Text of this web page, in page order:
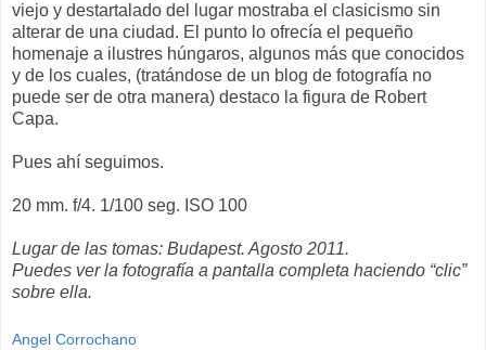
viejo y destartalado del lugar mostraba el clasicismo sin
alterar de una ciudad. El punto lo ofrecía el pequeño
homenaje a ilustres húngaros, algunos más que conocidos
y de los cuales, (tratándose de un blog de fotografía no
puede ser de otra manera) destaco la figura de Robert
Capa.
Pues ahí seguimos.
20 mm. f/4. 1/100 seg. ISO 100
Lugar de las tomas: Budapest. Agosto 2011.
Puedes ver la fotografía a pantalla completa haciendo “clic”
sobre ella.
Angel Corrochano